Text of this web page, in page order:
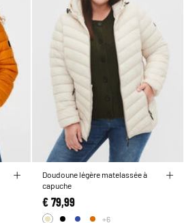
Doudoune légère matelassée à
capuche
€ 79,99
+6